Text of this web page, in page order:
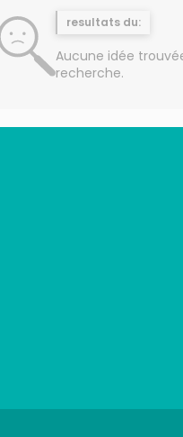
resultats du:
Aucune idée
recherche.